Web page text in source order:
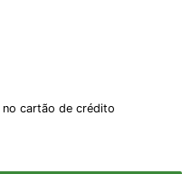
no cartão de crédito